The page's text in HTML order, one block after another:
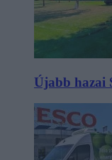
Újabb hazai